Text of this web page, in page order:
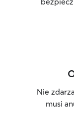
Nie
musi